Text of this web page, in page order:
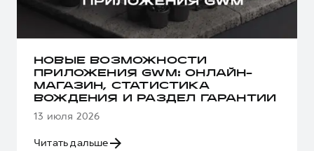
НОВЫЕ ВОЗМОЖНОСТИ
ПРИЛОЖЕНИЯ GWM: ОНЛАЙН-
МАГАЗИН, СТАТИСТИКА
ВОЖДЕНИЯ И РАЗДЕЛ ГАРАНТИИ
13 июля 2026
Читать дальше